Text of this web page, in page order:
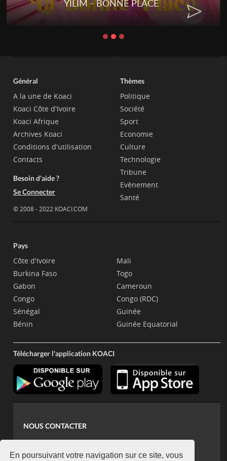
En poursuivant votre navigation sur ce site, vous
YILIM - BONNE PLACE
Général
A la une de Koaci
Koaci Côte d'Ivoire
Koaci Afrique
Archives Koaci
Conditions d'utilisation
Contacts
Besoin d'aide ?
Se Connecter
© 2008 - 2022 KOACI.COM
Thèmes
Politique
Société
Sport
Economie
Culture
Technologie
Tribune
Evènement
Santé
Pays
Côte d'Ivoire
Burkina Faso
Gabon
Congo
Sénégal
Bénin
Mali
Togo
Cameroun
Congo (RDC)
Guinée
Guinée Equatorial
Télécharger l'application KOACI
NOUS CONTACTER
koaci@yahoo.fr